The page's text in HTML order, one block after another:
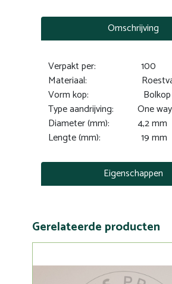
Omschrijving
Verpakt per: 100
Materiaal:
Vorm kop: Bolkop
Type aandrijving: One way
Diameter (mm): 4,2 mm
Lengte (mm): 19 mm
Eigenschappen
Gerelateerde producten